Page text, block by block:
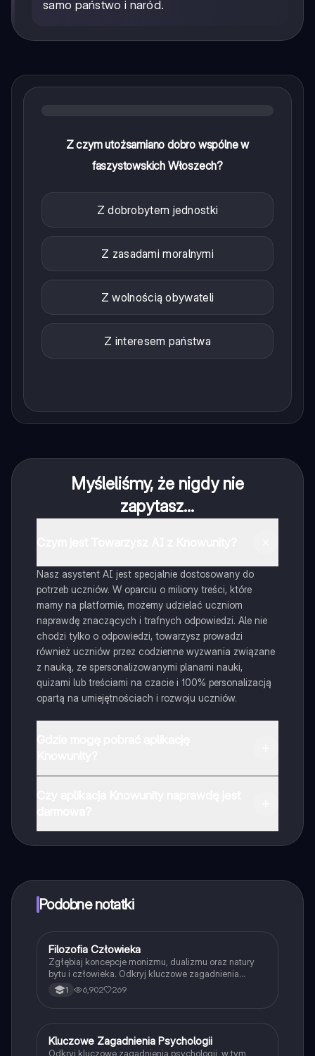
samo państwo i naród.
Z czym utożsamiano dobro wspólne w
faszystowskich Włoszech?
Z dobrobytem jednostki
Z zasadami moralnymi
Z wolnością obywateli
Z interesem państwa
Myśleliśmy, że nigdy nie
zapytasz...
Nasz asystent AI jest specjalnie dostosowany do
potrzeb uczniów. W oparciu o miliony treści, które
mamy na platformie, możemy udzielać uczniom
naprawdę znaczących i trafnych odpowiedzi. Ale nie
chodzi tylko o odpowiedzi, towarzysz prowadzi
również uczniów przez codzienne wyzwania związane
z nauką, ze spersonalizowanymi planami nauki,
quizami lub treściami na czacie i 100% personalizacją
opartą na umiejętnościach i rozwoju uczniów.
które również możesz otrzymać za darmo. Dodatkowo
oferujemy usługę Knowunity Premium, która pozwala
Podobne notatki
WOS
Filozofia Człowieka
Zgłębiaj koncepcje monizmu, dualizmu oraz natury
bytu i człowieka. Odkryj kluczowe zagadnienia
dotyczące etyki, godności ludzkiej oraz metodologii
filozoficznej. Idealne dla uczniów liceum, którzy
1 6,902 269
Filozofia
Kluczowe Zagadnienia Psychologii
Odkryj kluczowe zagadnienia psychologii, w tym